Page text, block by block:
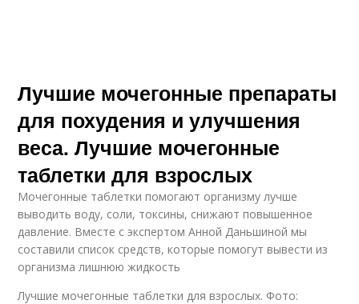
Лучшие мочегонные препараты
для похудения и улучшения
веса. Лучшие мочегонные
таблетки для взрослых
Мочегонные таблетки помогают организму лучше
выводить воду, соли, токсины, снижают повышенное
давление. Вместе с экспертом Анной Даньшиной мы
составили список средств, которые помогут вывести из
организма лишнюю жидкость
Лучшие мочегонные таблетки для взрослых. Фото: